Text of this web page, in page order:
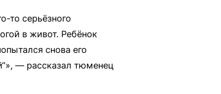
то серьёзного
в живот. Ребёнок
снова его
— рассказал тюменец